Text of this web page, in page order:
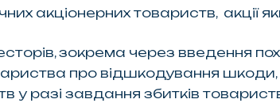
акціонерних товариств, акції
зокрема через введення
про відшкодування
у разі завдання збитків